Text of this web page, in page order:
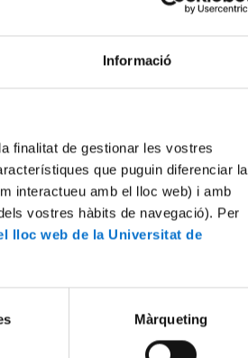
Informació
finalitat de gestionar les vostres
que puguin diferenciar la
interactueu amb el lloc web) i amb
vostres hàbits de navegació). Per
lloc web de la Universitat de
Màrqueting